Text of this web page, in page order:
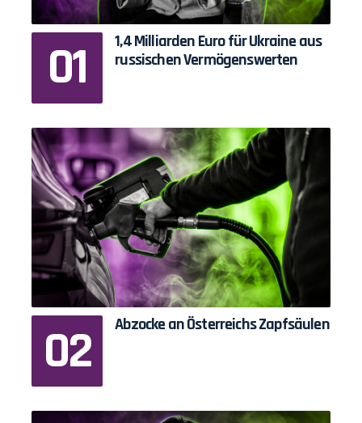
1,4 Milliarden Euro für Ukraine aus
russischen Vermögenswerten
Abzocke an Österreichs Zapfsäulen